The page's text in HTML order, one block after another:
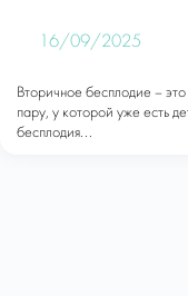
16/09/2025
Вторичное бесплодие –
пару, у которой уже есть
бесплодия...